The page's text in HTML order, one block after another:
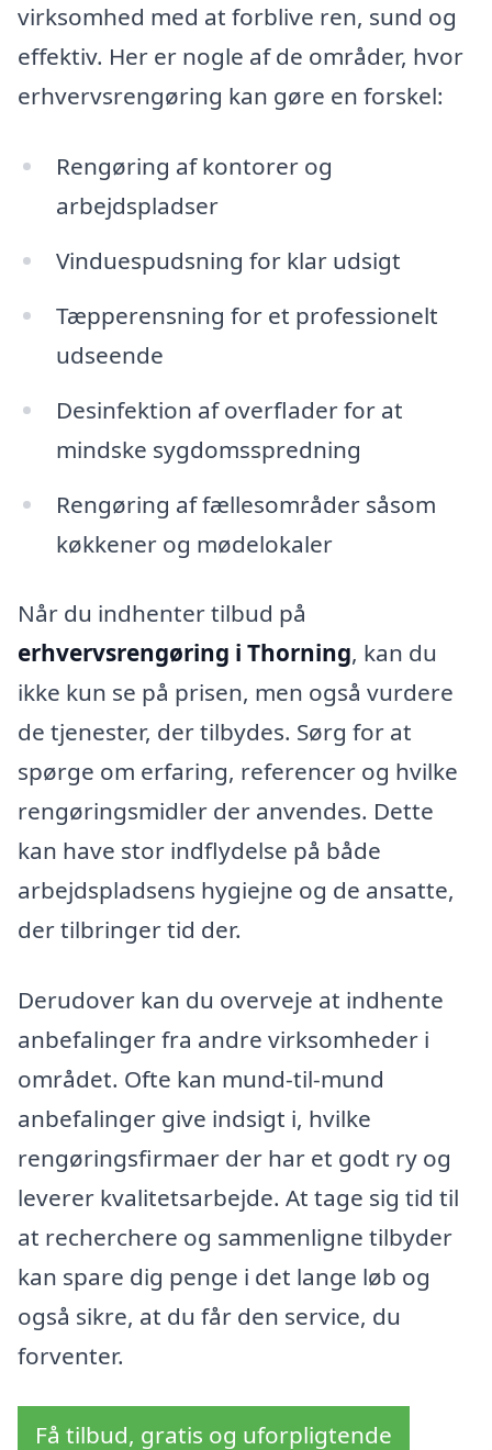
virksomhed med at forblive ren, sund og
effektiv. Her er nogle af de områder, hvor
erhvervsrengøring kan gøre en forskel:
Rengøring af kontorer og
arbejdspladser
Vinduespudsning for klar udsigt
Tæpperensning for et professionelt
udseende
Desinfektion af overflader for at
mindske sygdomsspredning
Rengøring af fællesområder såsom
køkkener og mødelokaler
Når du indhenter tilbud på
erhvervsrengøring i Thorning, kan du
ikke kun se på prisen, men også vurdere
de tjenester, der tilbydes. Sørg for at
spørge om erfaring, referencer og hvilke
rengøringsmidler der anvendes. Dette
kan have stor indflydelse på både
arbejdspladsens hygiejne og de ansatte,
der tilbringer tid der.
Derudover kan du overveje at indhente
anbefalinger fra andre virksomheder i
området. Ofte kan mund-til-mund
anbefalinger give indsigt i, hvilke
rengøringsfirmaer der har et godt ry og
leverer kvalitetsarbejde. At tage sig tid til
at recherchere og sammenligne tilbyder
kan spare dig penge i det lange løb og
også sikre, at du får den service, du
forventer.
Få tilbud, gratis og uforpligtende